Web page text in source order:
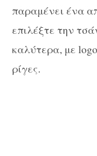
παραμένει ένα
επιλέξτε την
καλύτερα, με
ρίγες.